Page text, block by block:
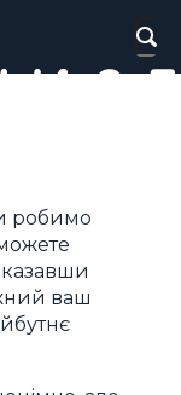
робимо
ваш